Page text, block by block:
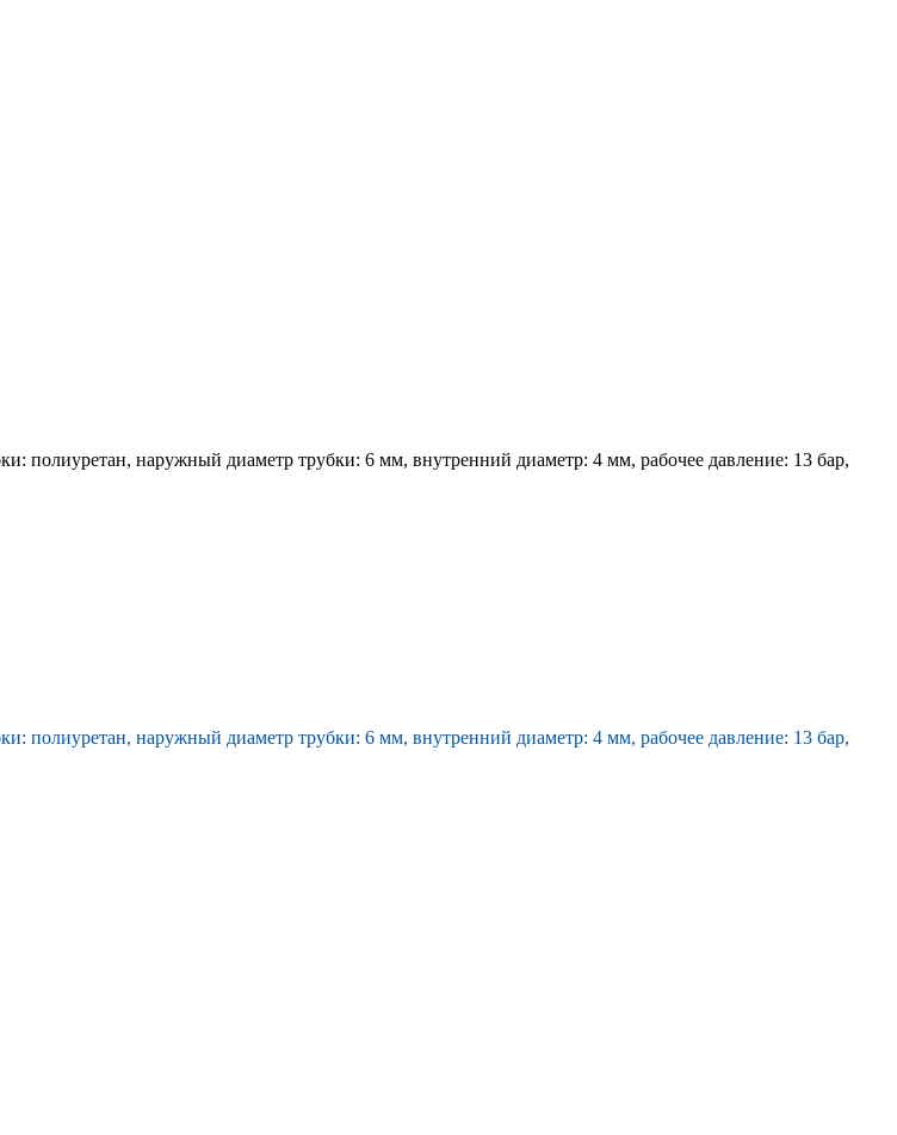
полиуретан, наружный диаметр трубки: 6 мм, внутренний диаметр: 4 мм, рабочее давление: 13 бар,
полиуретан, наружный диаметр трубки: 6 мм, внутренний диаметр: 4 мм, рабочее давление: 13 бар,